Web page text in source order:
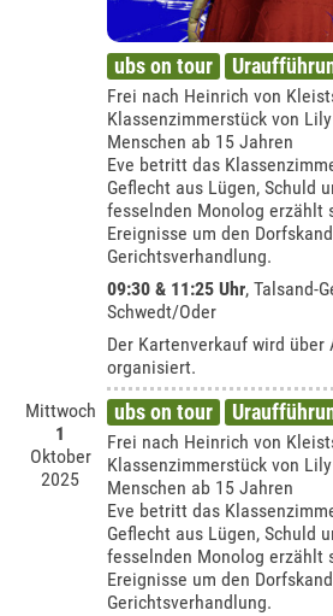
ubs on tour
Frei nach Heinrich von
Klassenzimmerstück von
Menschen ab 15 Jahren
Eve betritt das
Geflecht aus Lügen, Schuld
fesselnden Monolog erzählt
Ereignisse um den
Gerichtsverhandlung.
09:30 & 11:25 Uhr,Talsand-
Schwedt/Oder
Der Kartenverkauf wird über
organisiert.
Mittwoch
1
Oktober
2025
ubs on tour
Frei nach Heinrich von
Klassenzimmerstück von
Menschen ab 15 Jahren
Eve betritt das
Geflecht aus Lügen, Schuld
fesselnden Monolog erzählt
Ereignisse um den
Gerichtsverhandlung.